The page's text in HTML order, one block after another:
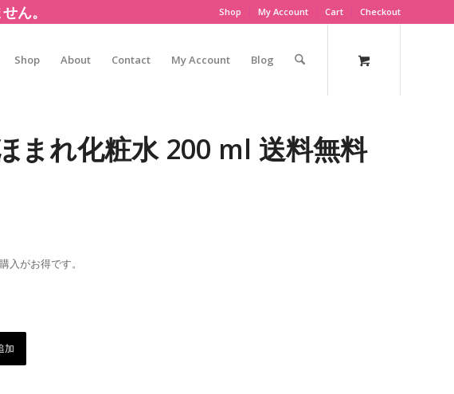
Shop My Account Cart Checkout
ん。
Shop About Contact My Account Blog
まれ化粧水 200 ml 送料無料
入がお得です。
加